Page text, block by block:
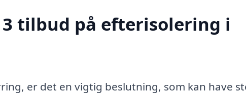
tilbud på efterisolering i
er det en vigtig beslutning, som kan have